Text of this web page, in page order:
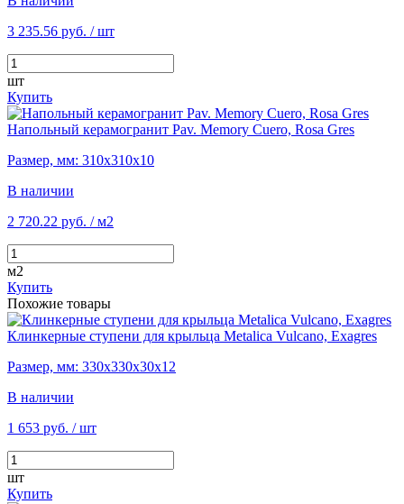
3 235.56 руб. / шт
шт
Купить
Напольный керамогранит Pav. Memory Cuero, Rosa Gres
Размер, мм: 310х310х10
В наличии
2 720.22 руб. / м2
м2
Купить
Похожие товары
Клинкерные ступени для крыльца Metalica Vulcano, Exagres
Размер, мм: 330х330х30х12
В наличии
1 653 руб. / шт
шт
Купить